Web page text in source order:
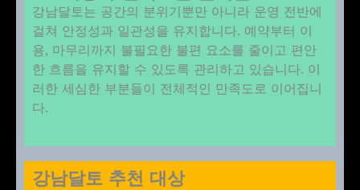
강남달토는 공간의 분위기뿐만 아니라 운영 전반에
걸쳐 안정성과 일관성을 유지합니다. 예약부터 이
용, 마무리까지 불필요한 불편 요소를 줄이고 편안
한 흐름을 유지할 수 있도록 관리하고 있습니다. 이
러한 세심한 부분들이 전체적인 만족도로 이어집니
다.
강남달토 추천 대상